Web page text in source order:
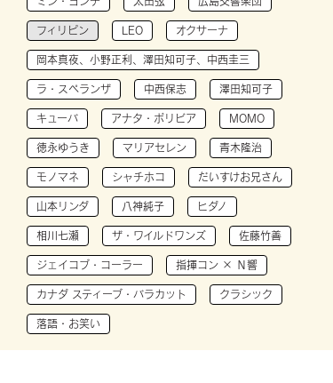
フィリピン LEO オクサーナ
岡本真夜、小野正利、澤田知可子、中西圭三
ラ・スペランザ 中西保志 澤田知可子
キューバ アナタ・ボリビア MOMO
徳永ゆうき マリアセレン 青木隆治
モノマネ シャチホコ だいすけお兄さん
山本リンダ 八神純子 ヒダノ
相川七瀬 ザ・ワイルドワンズ 佐藤竹善
ジェイコブ・コーラー 指揮コン × Ｎ響
カナダ スティーブ・バラカット クラシック
落語・お笑い